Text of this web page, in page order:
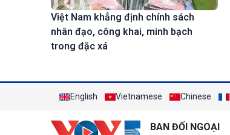
Việt Nam khẳng định chính sách
nhân đạo, công khai, minh bạch
trong đặc xá
English Vietnamese Chinese
BAN ĐỐI NGOẠI